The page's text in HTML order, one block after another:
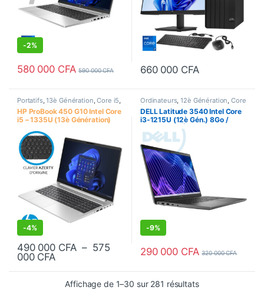
-2%
580 000 CFA 590 000CFA 660 000 CFA
Portatifs,13è Génération,Core i5,
Ecran 15.6" ,Ordinateurs
Processeur Intel
HP ProBook 450 G10 Intel Core
i5 – 1335U (13è Génération)
SSD NVMe – Ecran 15.6 Pouces
– Clavier AZERTY Francais
d’Origine
-4%
490 000 CFA – 575
000 CFA Plage de prix : 490 000 CFA à 575 000 CFA
Ce produit a plusieurs variantes. Les options peuvent être
Ordinateurs,12è Génération, Core
i3,Ecran 15.6" Portatifs
Processeur Intel
DELL Latitude 3540 Intel Core
i3-1215U (12è Gén.) 8Go /
512Go SSD, Écran 15.6 FHD
-9%
290 000 CFA 320 000CFA
Affichage de 1–30 sur 281 résultatsTrié du plus